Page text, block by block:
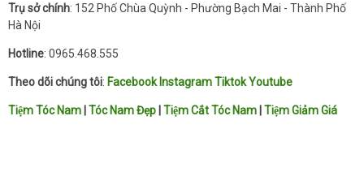
Trụ sở chính: 152 Phố Chùa Quỳnh - Phường Bạch Mai - Thành Phố
Hà Nội
Hotline: 0965.468.555
Theo dõi chúng tôi: Facebook InstagramTiktokYoutube
Tiệm Tóc Nam Tóc Nam Đẹp Tiệm Cắt Tóc Nam Tiệm Giảm Giá